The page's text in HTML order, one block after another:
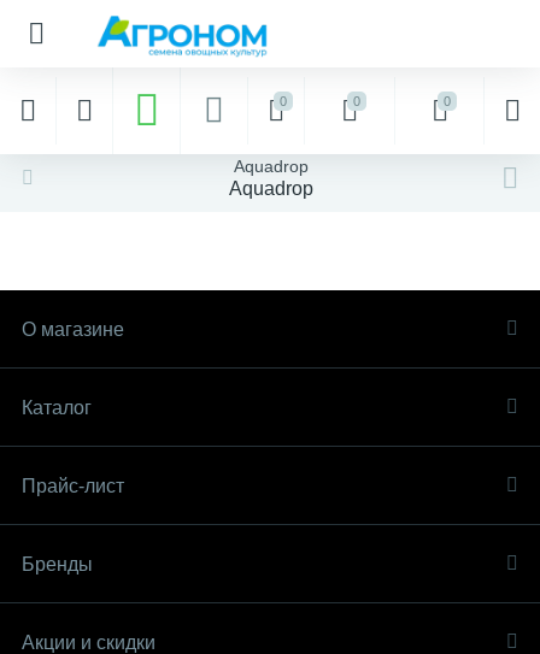
0 0 0
Aquadrop
Aquadrop
О магазине
Каталог
Прайс-лист
Бренды
Акции и скидки